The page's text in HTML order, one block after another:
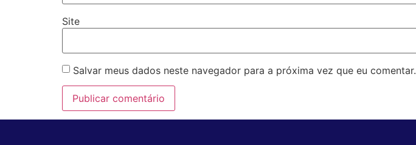
Site
Salvar meus dados neste navegador para a próxima vez que eu comentar.